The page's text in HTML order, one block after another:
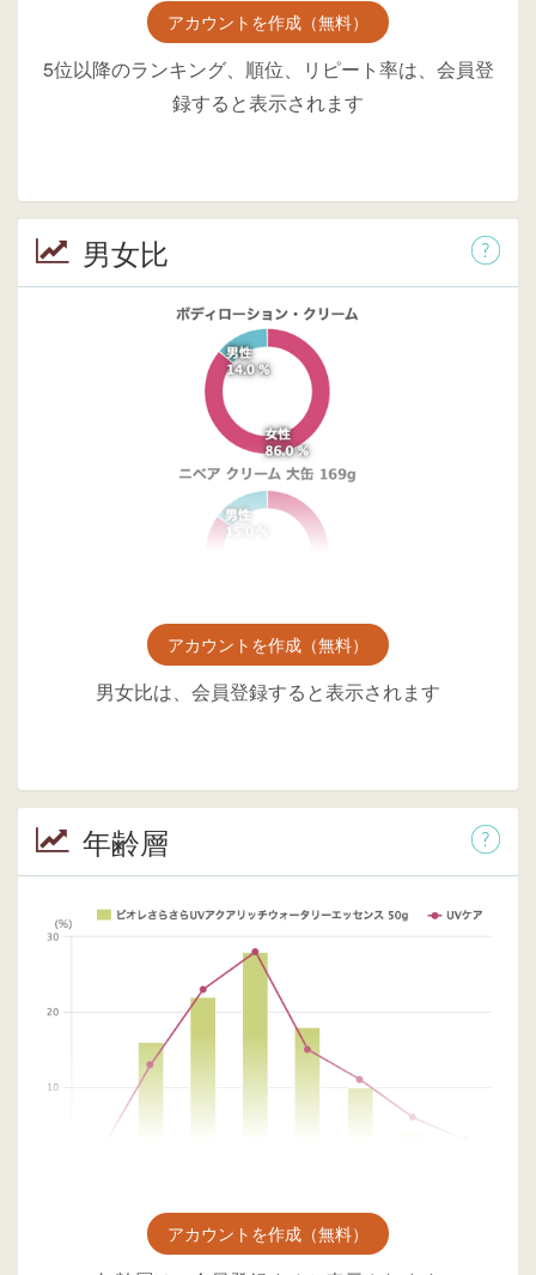
アカウントを作成（無料）
5位以降のランキング、順位、リピート率は、会員登
録すると表示されます
男女比
アカウントを作成（無料）
男女比は、会員登録すると表示されます
年齢層
アカウントを作成（無料）